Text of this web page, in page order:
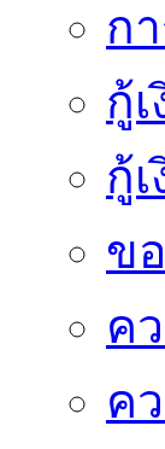
ก
กู้
กู้
ข
ค
ค